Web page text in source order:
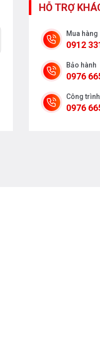
HỖ TRỢ
Mua hàng
0912
Bảo hành
0976
Công
0976